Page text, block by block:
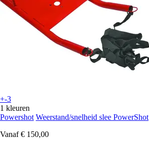
+-3
1 kleuren
Powershot Weerstand/snelheid slee PowerShot
Vanaf € 150,00